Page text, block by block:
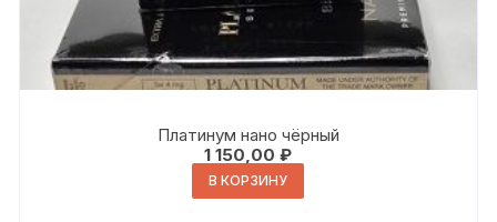
Платинум нано чёрный
1 150,00₽
В КОРЗИНУ